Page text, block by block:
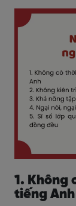
1. Không
tiếng Anh